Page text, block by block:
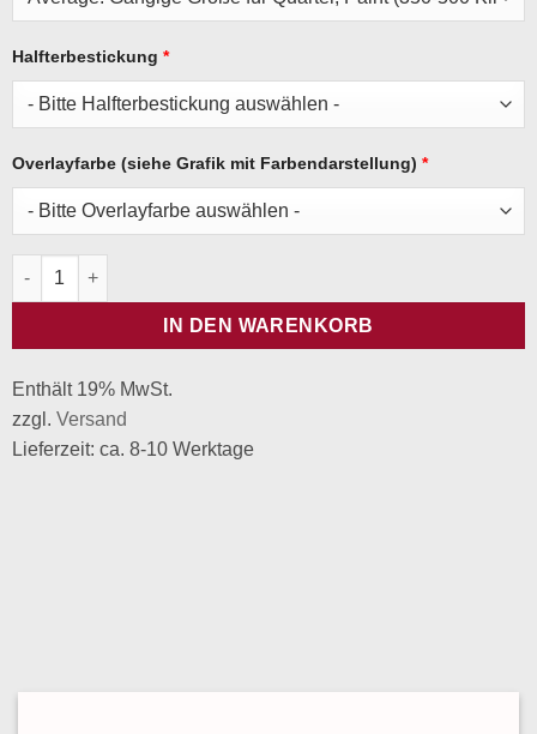
Halfterbestickung *
Overlayfarbe (siehe Grafik mit Farbendarstellung) *
Halfter Weaver Classic - Türkis Menge
IN DEN WARENKORB
Enthält 19% MwSt.
zzgl. Versand
Lieferzeit: ca. 8-10 Werktage